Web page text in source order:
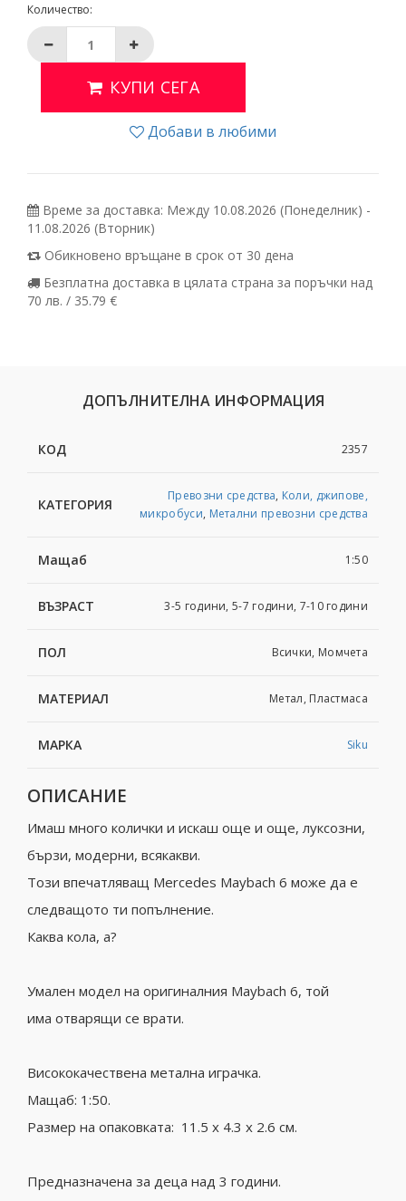
Количество:
КУПИ СЕГА
Добави в любими
Време за доставка: Между 10.08.2026 (Понеделник) -
11.08.2026 (Вторник)
Обикновено връщане в срок от 30 дена
Безплатна доставка в цялата страна за поръчки над
70 лв. / 35.79 €
ДОПЪЛНИТЕЛНА ИНФОРМАЦИЯ
КОД 2357
КАТЕГОРИЯ
Превозни средства, Коли, джипове,
микробуси, Метални превозни средства
Мащаб 1:50
ВЪЗРАСТ 3-5 години, 5-7 години, 7-10 години
ПОЛ Всички, Момчета
МАТЕРИАЛ Метал, Пластмаса
МАРКА Siku
ОПИСАНИЕ
Имаш много колички и искаш още и още, луксозни,
бързи, модерни, всякакви.
Този впечатляващ Mercedes Мaybach 6 може да е
следващото ти попълнение.
Каква кола, а?
Умален модел на оригиналния Мaybach 6, той
има отварящи се врати.
Висококачествена метална играчка.
Мащаб: 1:50.
Размер на опаковката: 11.5 x 4.3 х 2.6 см.
Предназначена за деца над 3 години.